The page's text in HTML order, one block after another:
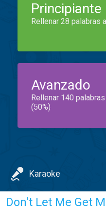
Principiante
Rellenar 28 palabras
Avanzado
Rellenar 140
(50%)
Karaoke
Don't Let Me Get